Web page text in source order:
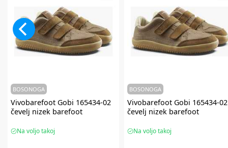
BOSONOGA
VivobarefootGobi 165434-02
čevelj nizek barefoot
Na voljo takoj
BOSONOGA
Vivobarefoot Gobi 165434-02
čevelj nizek barefoot
Na voljo takoj